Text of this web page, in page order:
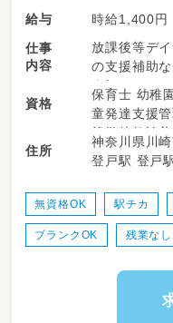
給与
時給1,400円
仕事
内容
放課後等デ
の支援補助
す！
・お子さまの
・目の前の公
全な引率と
わせたダン
ト
・靴の着脱、
・お子さま
長を見つけ
資格
保育士 幼稚園教諭第一種 幼稚園教諭第二種 児
童発達支援管理責任者 サ
等学校教諭普通免許 中学校教
校教諭普通免許 社会福祉士 作業療法
健福
住所
神奈川県川崎市
無資格OK 駅チカ
ブランクOK 残業なし